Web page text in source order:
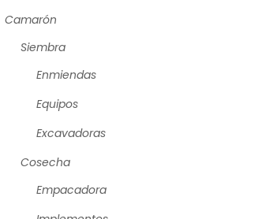
Camarón
Siembra
Enmiendas
Equipos
Excavadoras
Cosecha
Empacadora